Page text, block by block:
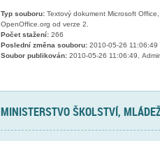
Typ souboru: Textový dokument Microsoft
OpenOffice.org od verze 2.
Počet stažení: 266
Poslední změna souboru: 2010-05-26 11:06:49
Soubor publikován: 2010-05-26 11:06:49,
MINISTERSTVO ŠKOLSTVÍ,